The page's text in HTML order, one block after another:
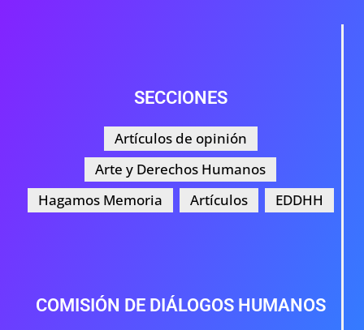
SECCIONES
Artículos de opinión
Arte y Derechos Humanos
Hagamos Memoria
Artículos EDDHH
COMISIÓN DE DIÁLOGOS HUMANOS